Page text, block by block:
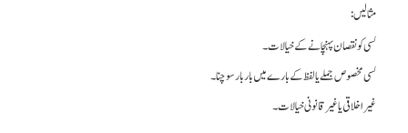
مثالیں:
کسی کو نقصان پہنچانے کے خیالات۔
کسی مخصوص جملے یا لفظ کے بارے میں بار بار سوچنا۔
غیر اخلاقی یا غیر قانونی خیالات۔